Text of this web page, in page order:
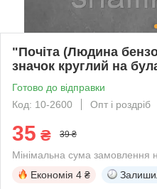
"Почіта (Людина
значок круглий на
Готово до відправки
Код: 10-2600
Опт і роздріб
35 ₴ 39 ₴
Мінімальна сума замовлення
Економія 4 ₴